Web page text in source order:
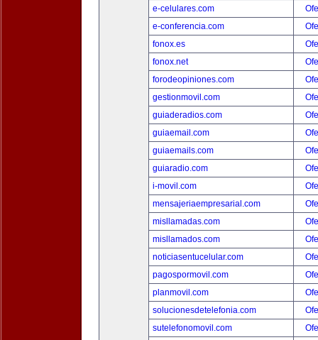
e-celulares.com
e-conferencia.com
fonox.es
fonox.net
forodeopiniones.com
gestionmovil.com
guiaderadios.com
guiaemail.com
guiaemails.com
guiaradio.com
i-movil.com
mensajeriaempresarial.com
misllamadas.com
misllamados.com
noticiasentucelular.com
pagospormovil.com
planmovil.com
solucionesdetelefonia.com
sutelefonomovil.com